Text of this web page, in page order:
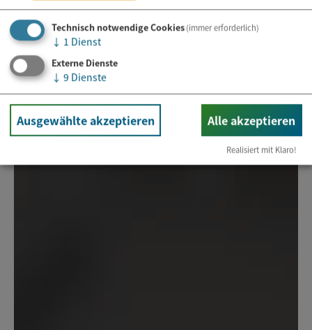
Technisch notwendige Cookies(immer erforderlich)
↓ 1 Dienst
Externe Dienste
↓ 9 Dienste
Ausgewählte akzeptieren Alle akzeptieren
Realisiert mit Klaro!